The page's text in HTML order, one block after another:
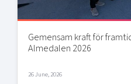
Gemensam kraft för
Almedalen 2026
26 June, 2026